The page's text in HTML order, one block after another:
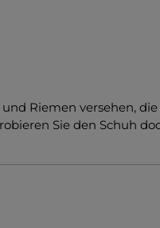
Riemen versehen,
Sie den Schuh